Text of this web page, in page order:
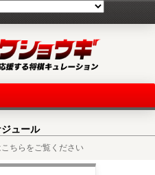
ュール
ちらをご覧ください